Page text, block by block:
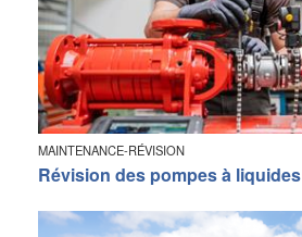
MAINTENANCE-RÉVISION
Révision des pompes à liquides